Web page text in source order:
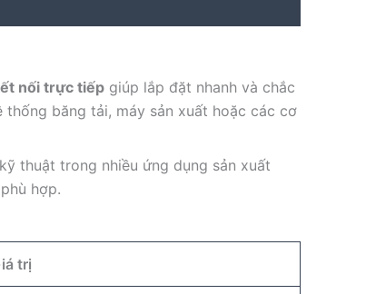
nối trực tiếp giúp lắp đặt nhanh và chắc
băng tải, máy sản xuất hoặc các cơ
thuật trong nhiều ứng dụng sản xuất
hợp.
trị